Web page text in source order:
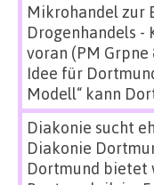
Mikrohandel zur
Drogenhandels -
voran (PM Grpne
Idee für
Modell“ kann
Diakonie sucht
Diakonie
Dortmund bietet